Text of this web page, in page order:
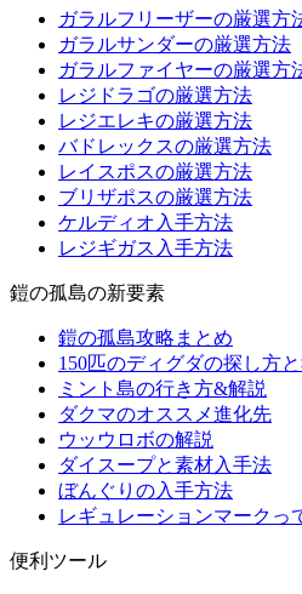
ガラルフリーザーの厳選方
ガラルサンダーの厳選方法
ガラルファイヤーの厳選方
レジドラゴの厳選方法
レジエレキの厳選方法
バドレックスの厳選方法
レイスポスの厳選方法
ブリザポスの厳選方法
ケルディオ入手方法
レジギガス入手方法
鎧の孤島の新要素
鎧の孤島攻略まとめ
150匹のディグダの探し方
ミント島の行き方&解説
ダクマのオススメ進化先
ウッウロボの解説
ダイスープと素材入手法
ぼんぐりの入手方法
レギュレーションマークっ
便利ツール